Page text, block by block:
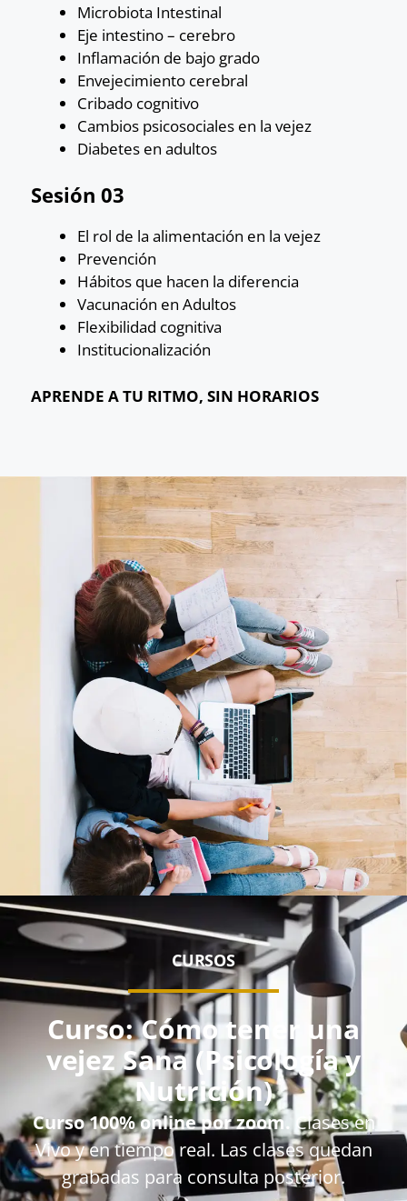
Microbiota Intestinal
Eje intestino – cerebro
Inflamación de bajo grado
Envejecimiento cerebral
Cribado cognitivo
Cambios psicosociales en la vejez
Diabetes en adultos
Sesión 03
El rol de la alimentación en la vejez
Prevención
Hábitos que hacen la diferencia
Vacunación en Adultos
Flexibilidad cognitiva
Institucionalización
APRENDE A TU RITMO, SIN HORARIOS
CURSOS
Curso: Cómo tener una
vejez Sana (Psicología y
Nutrición)
Curso 100% online por zoom. Clases en
Vivo y en tiempo real. Las clases quedan
grabadas para consulta posterior.